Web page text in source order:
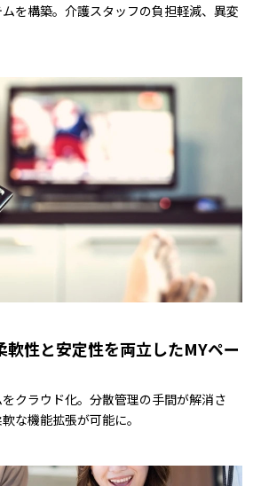
を構築。介護スタッフの負担軽減、異変
性と安定性を両立したMYペー
クラウド化。分散管理の手間が解消さ
な機能拡張が可能に。